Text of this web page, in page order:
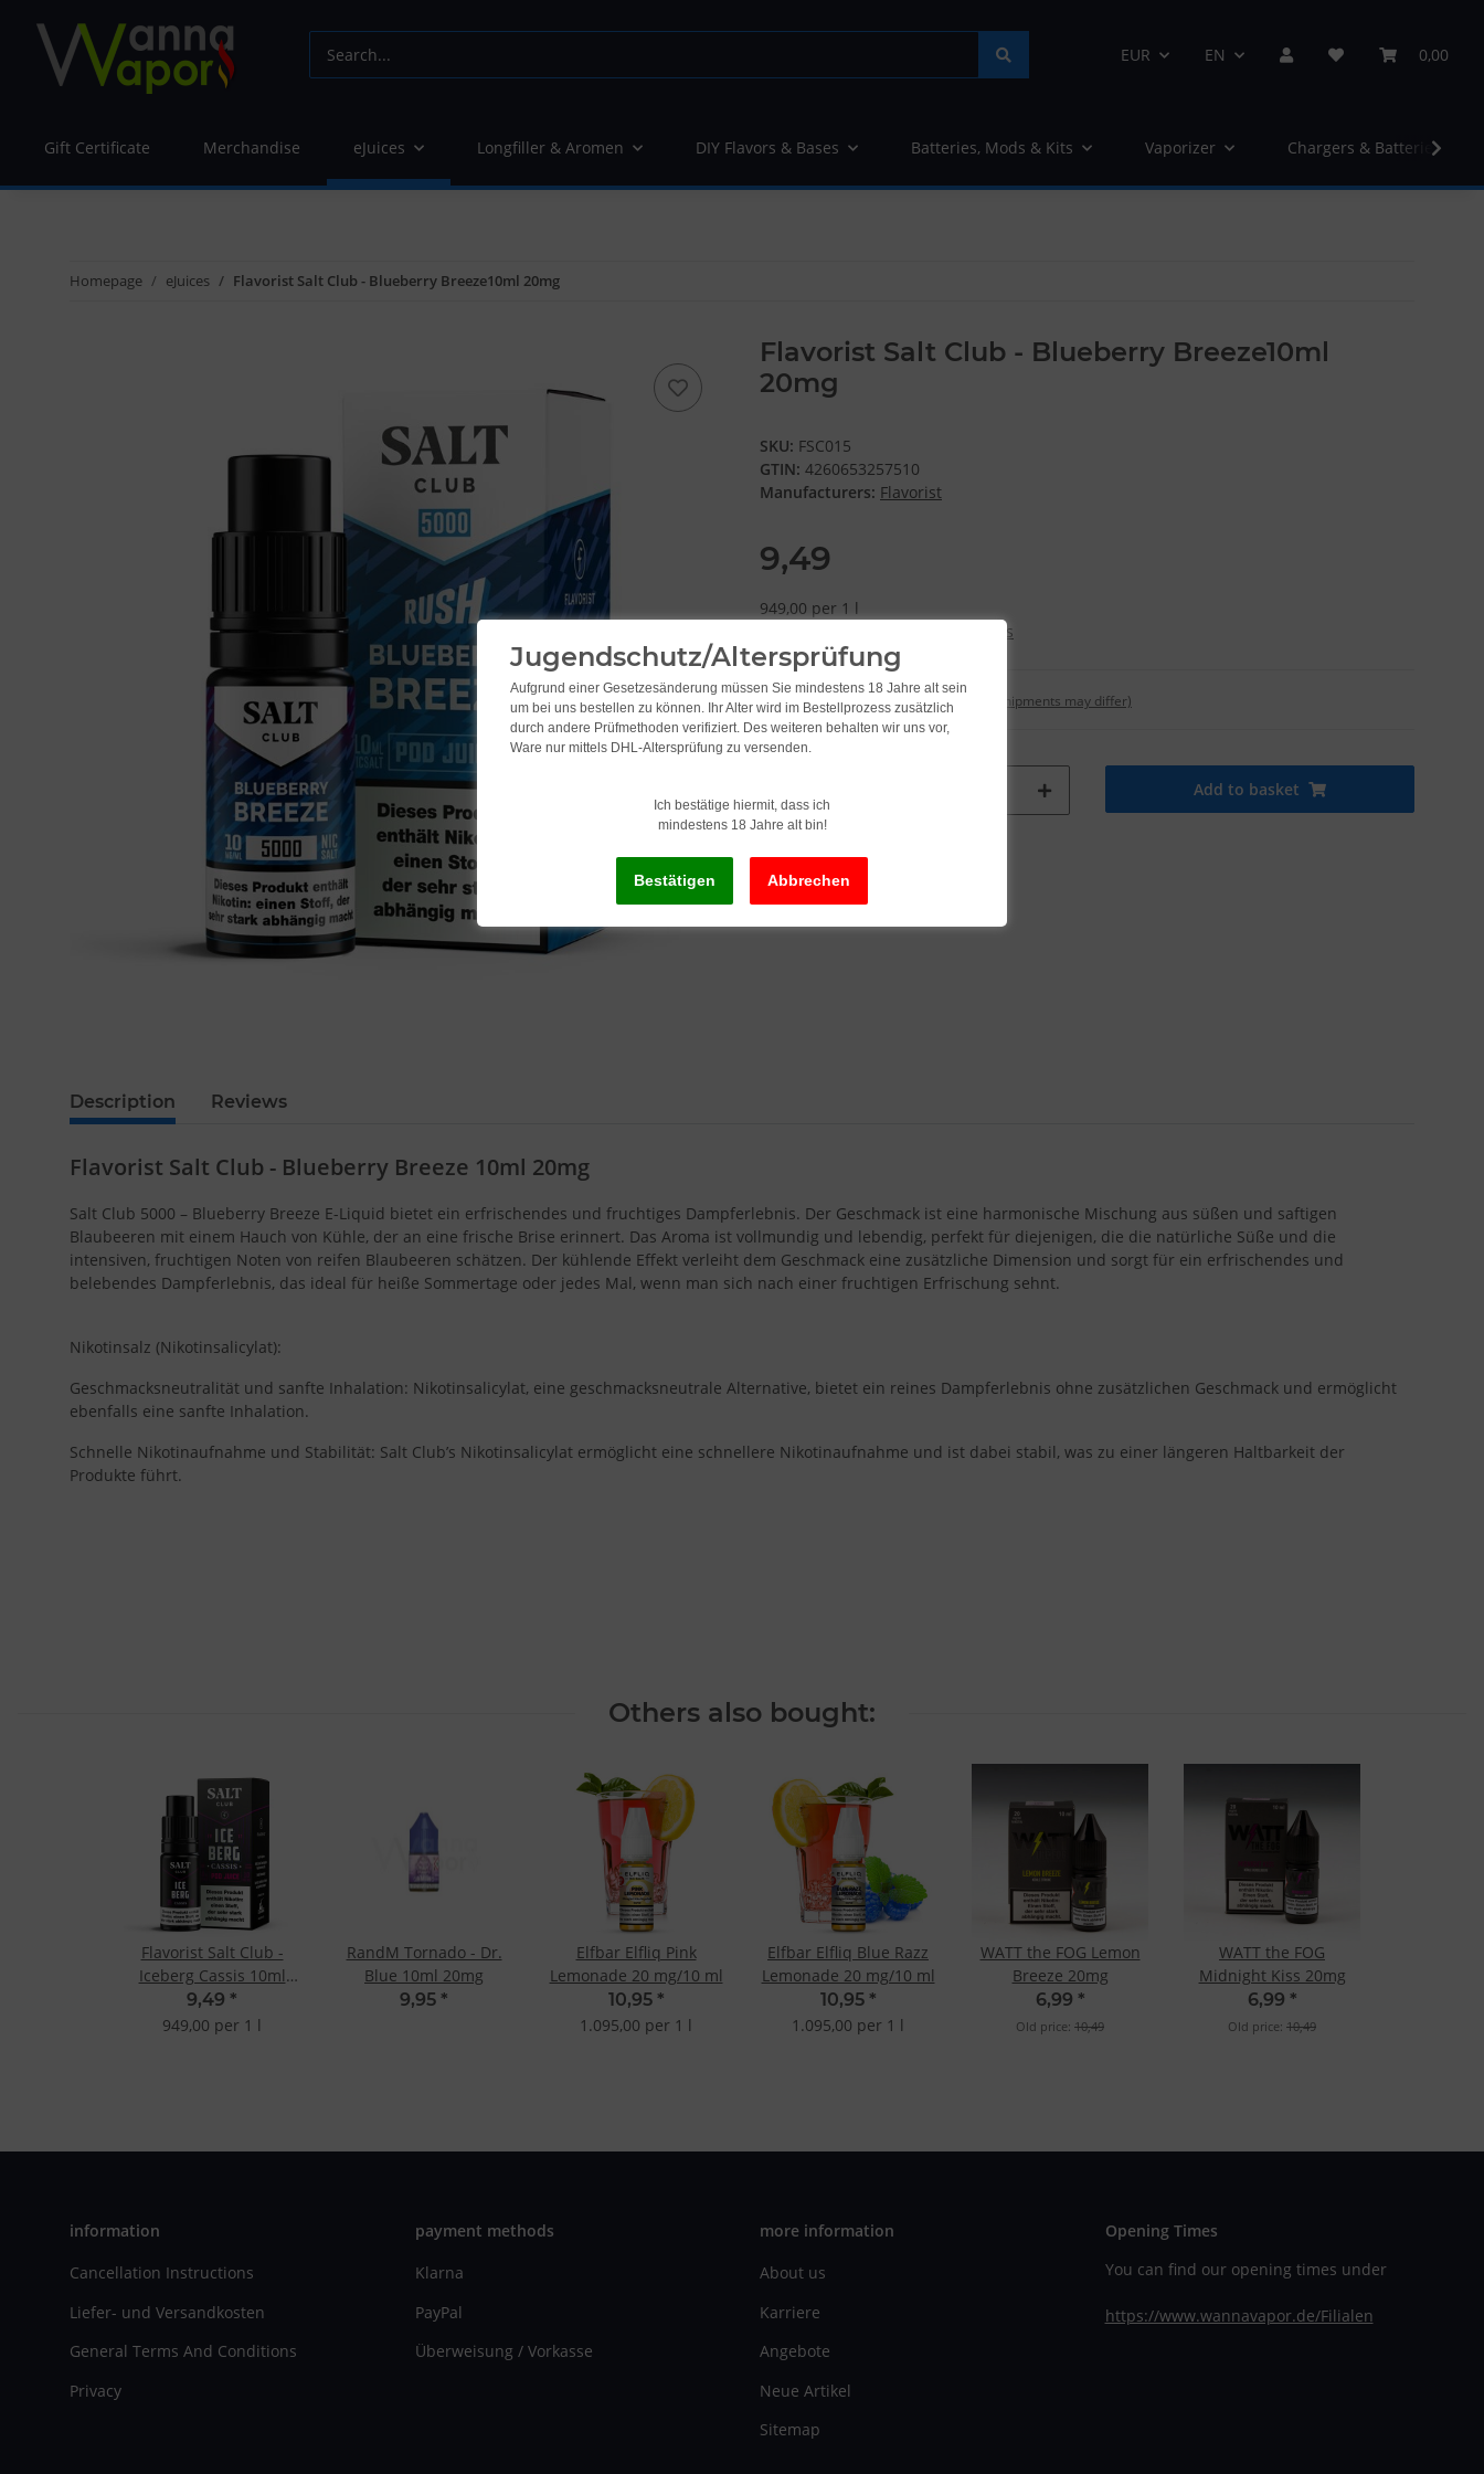
EUR EN 0,00
Gift Certificate Merchandise eJuices Longfiller & Aromen DIY Flavors & Bases Batteries, Mods & Kits Vaporizer Chargers & Batteries
Homepage eJuices Flavorist Salt Club - Blueberry Breeze10ml 20mg
Flavorist Salt Club - Blueberry Breeze10ml
20mg
SKU: FSC015
GTIN: 4260653257510
Manufacturers: Flavorist
9,49
949,00 per 1 l
shipping costs
Delivery time:2 - 3 Workdays(DE - int. shipments may differ)
Add to basket
Description Reviews
Flavorist Salt Club - Blueberry Breeze 10ml 20mg
Salt Club 5000 – Blueberry Breeze E-Liquid bietet ein erfrischendes und fruchtiges Dampferlebnis. Der Geschmack ist eine harmonische Mischung aus süßen und saftigen
Blaubeeren mit einem Hauch von Kühle, der an eine frische Brise erinnert. Das Aroma ist vollmundig und lebendig, perfekt für diejenigen, die die natürliche Süße und die
intensiven, fruchtigen Noten von reifen Blaubeeren schätzen. Der kühlende Effekt verleiht dem Geschmack eine zusätzliche Dimension und sorgt für ein erfrischendes und
belebendes Dampferlebnis, das ideal für heiße Sommertage oder jedes Mal, wenn man sich nach einer fruchtigen Erfrischung sehnt.
Nikotinsalz (Nikotinsalicylat):
Geschmacksneutralität und sanfte Inhalation: Nikotinsalicylat, eine geschmacksneutrale Alternative, bietet ein reines Dampferlebnis ohne zusätzlichen Geschmack und ermöglicht
ebenfalls eine sanfte Inhalation.
Schnelle Nikotinaufnahme und Stabilität: Salt Club’s Nikotinsalicylat ermöglicht eine schnellere Nikotinaufnahme und ist dabei stabil, was zu einer längeren Haltbarkeit der
Produkte führt.
Others also bought:
Flavorist Salt Club -
Iceberg Cassis 10ml
20mg
9,49 *
949,00 per 1 l
RandM Tornado - Dr.
Blue 10ml 20mg
9,95 *
Elfbar Elfliq Pink
Lemonade 20 mg/10 ml
10,95 *
1.095,00 per 1 l
Elfbar Elfliq Blue Razz
Lemonade 20 mg/10 ml
10,95 *
1.095,00 per 1 l
WATT the FOG Lemon
Breeze 20mg
6,99 *
Old price: 10,49
WATT the FOG
Midnight Kiss 20mg
6,99 *
Old price: 10,49
information
Cancellation Instructions
Liefer- und Versandkosten
General Terms And Conditions
Privacy
payment methods
Klarna
PayPal
Überweisung / Vorkasse
more information
About us
Karriere
Angebote
Neue Artikel
Sitemap
Opening Times
You can find our opening times under
https://www.wannavapor.de/Filialen
Jugendschutz/Altersprüfung
Aufgrund einer Gesetzesänderung müssen Sie mindestens 18 Jahre alt sein
um bei uns bestellen zu können. Ihr Alter wird im Bestellprozess zusätzlich
durch andere Prüfmethoden verifiziert. Des weiteren behalten wir uns vor,
Ware nur mittels DHL-Altersprüfung zu versenden.
Ich bestätige hiermit, dass ich
mindestens 18 Jahre alt bin!